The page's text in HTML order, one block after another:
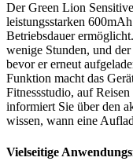
Der Green Lion
leistungsstarken
Betriebsdauer
wenige Stunden, und
bevor er erneut
Funktion macht das
Fitnessstudio, auf
informiert Sie über den
wissen, wann eine
Vielseitige